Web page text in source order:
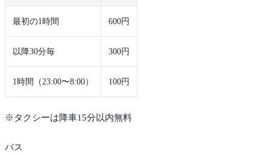
最初の1時間 600円
以降30分毎 300円
1時間（23:00〜8:00） 100円
※タクシーは降車15分以内無料
バス